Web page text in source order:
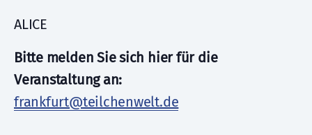
ALICE
Bitte melden Sie sich hier für die
Veranstaltung an:
frankfurt@teilchenwelt.de